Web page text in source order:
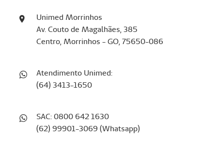
Unimed Morrinhos
Av. Couto de Magalhães, 385
Centro, Morrinhos - GO, 75650-086
Atendimento Unimed:
(64) 3413-1650
SAC: 0800 642 1630
(62) 99901-3069 (Whatsapp)